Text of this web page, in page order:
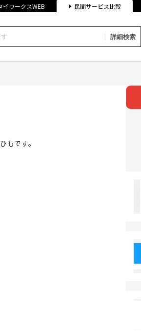
イワークスWEB 民間サービス比較
詳細検索
です。